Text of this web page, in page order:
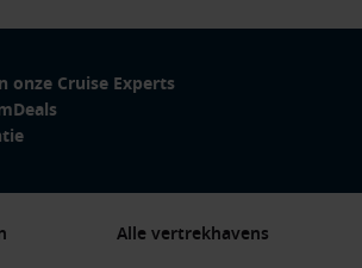
onze Cruise Experts
Alle vertrekhavens